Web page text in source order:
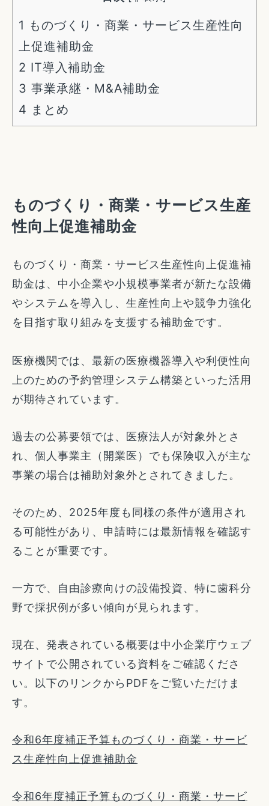
1 ものづくり・商業・サービス生産性向
上促進補助金
2 IT導入補助金
3 事業承継・M&A補助金
4 まとめ
ものづくり・商業・サービス生産
性向上促進補助金
ものづくり・商業・サービス生産性向上促進補
助金は、中小企業や小規模事業者が新たな設備
やシステムを導入し、生産性向上や競争力強化
を目指す取り組みを支援する補助金です。
医療機関では、最新の医療機器導入や利便性向
上のための予約管理システム構築といった活用
が期待されています。
過去の公募要領では、医療法人が対象外とさ
れ、個人事業主（開業医）でも保険収入が主な
事業の場合は補助対象外とされてきました。
そのため、2025年度も同様の条件が適用され
る可能性があり、申請時には最新情報を確認す
ることが重要です。
一方で、自由診療向けの設備投資、特に歯科分
野で採択例が多い傾向が見られます。
現在、発表されている概要は中小企業庁ウェブ
サイトで公開されている資料をご確認くださ
い。以下のリンクからPDFをご覧いただけま
す。
令和6年度補正予算ものづくり・商業・サービ
ス生産性向上促進補助金
令和6年度補正予算ものづくり・商業・サービ